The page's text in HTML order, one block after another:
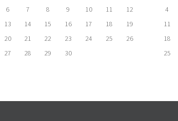
6
7 8 9 10 11
12
13
14 15 16 17 18
19
20
21 22 23 24 25
26
27
28 29 30
4
11
18
25